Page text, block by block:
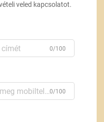
veled kapcsolatot.
0/100
0/100